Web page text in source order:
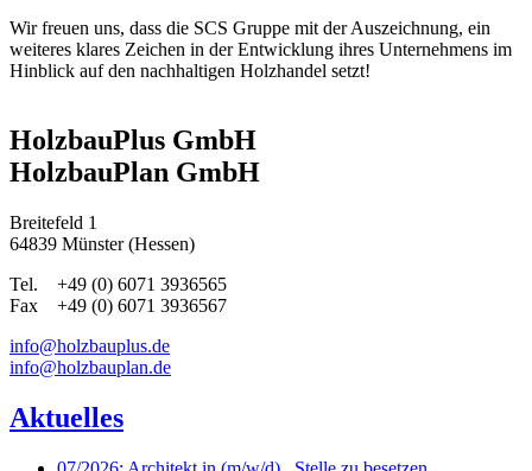
Wir freuen uns, dass die SCS Gruppe mit der Auszeichnung, ein
weiteres klares Zeichen in der Entwicklung ihres Unternehmens im
Hinblick auf den nachhaltigen Holzhandel setzt!
HolzbauPlus GmbH
HolzbauPlan GmbH
Breitefeld 1
64839 Münster (Hessen)
Tel. +49 (0) 6071 3936565
Fax +49 (0) 6071 3936567
info@holzbauplus.de
info@holzbauplan.de
Aktuelles